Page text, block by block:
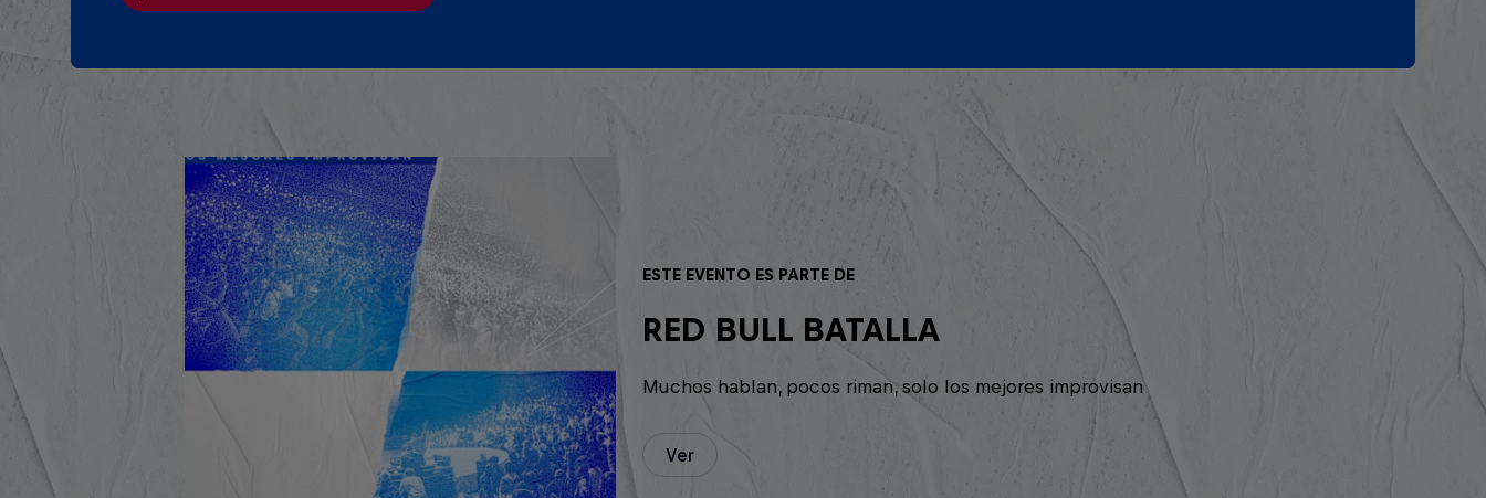
ESTE EVENTO ES PARTE DE
RED BULL BATALLA
Muchos hablan, pocos riman, solo los mejores improvisan
Ver